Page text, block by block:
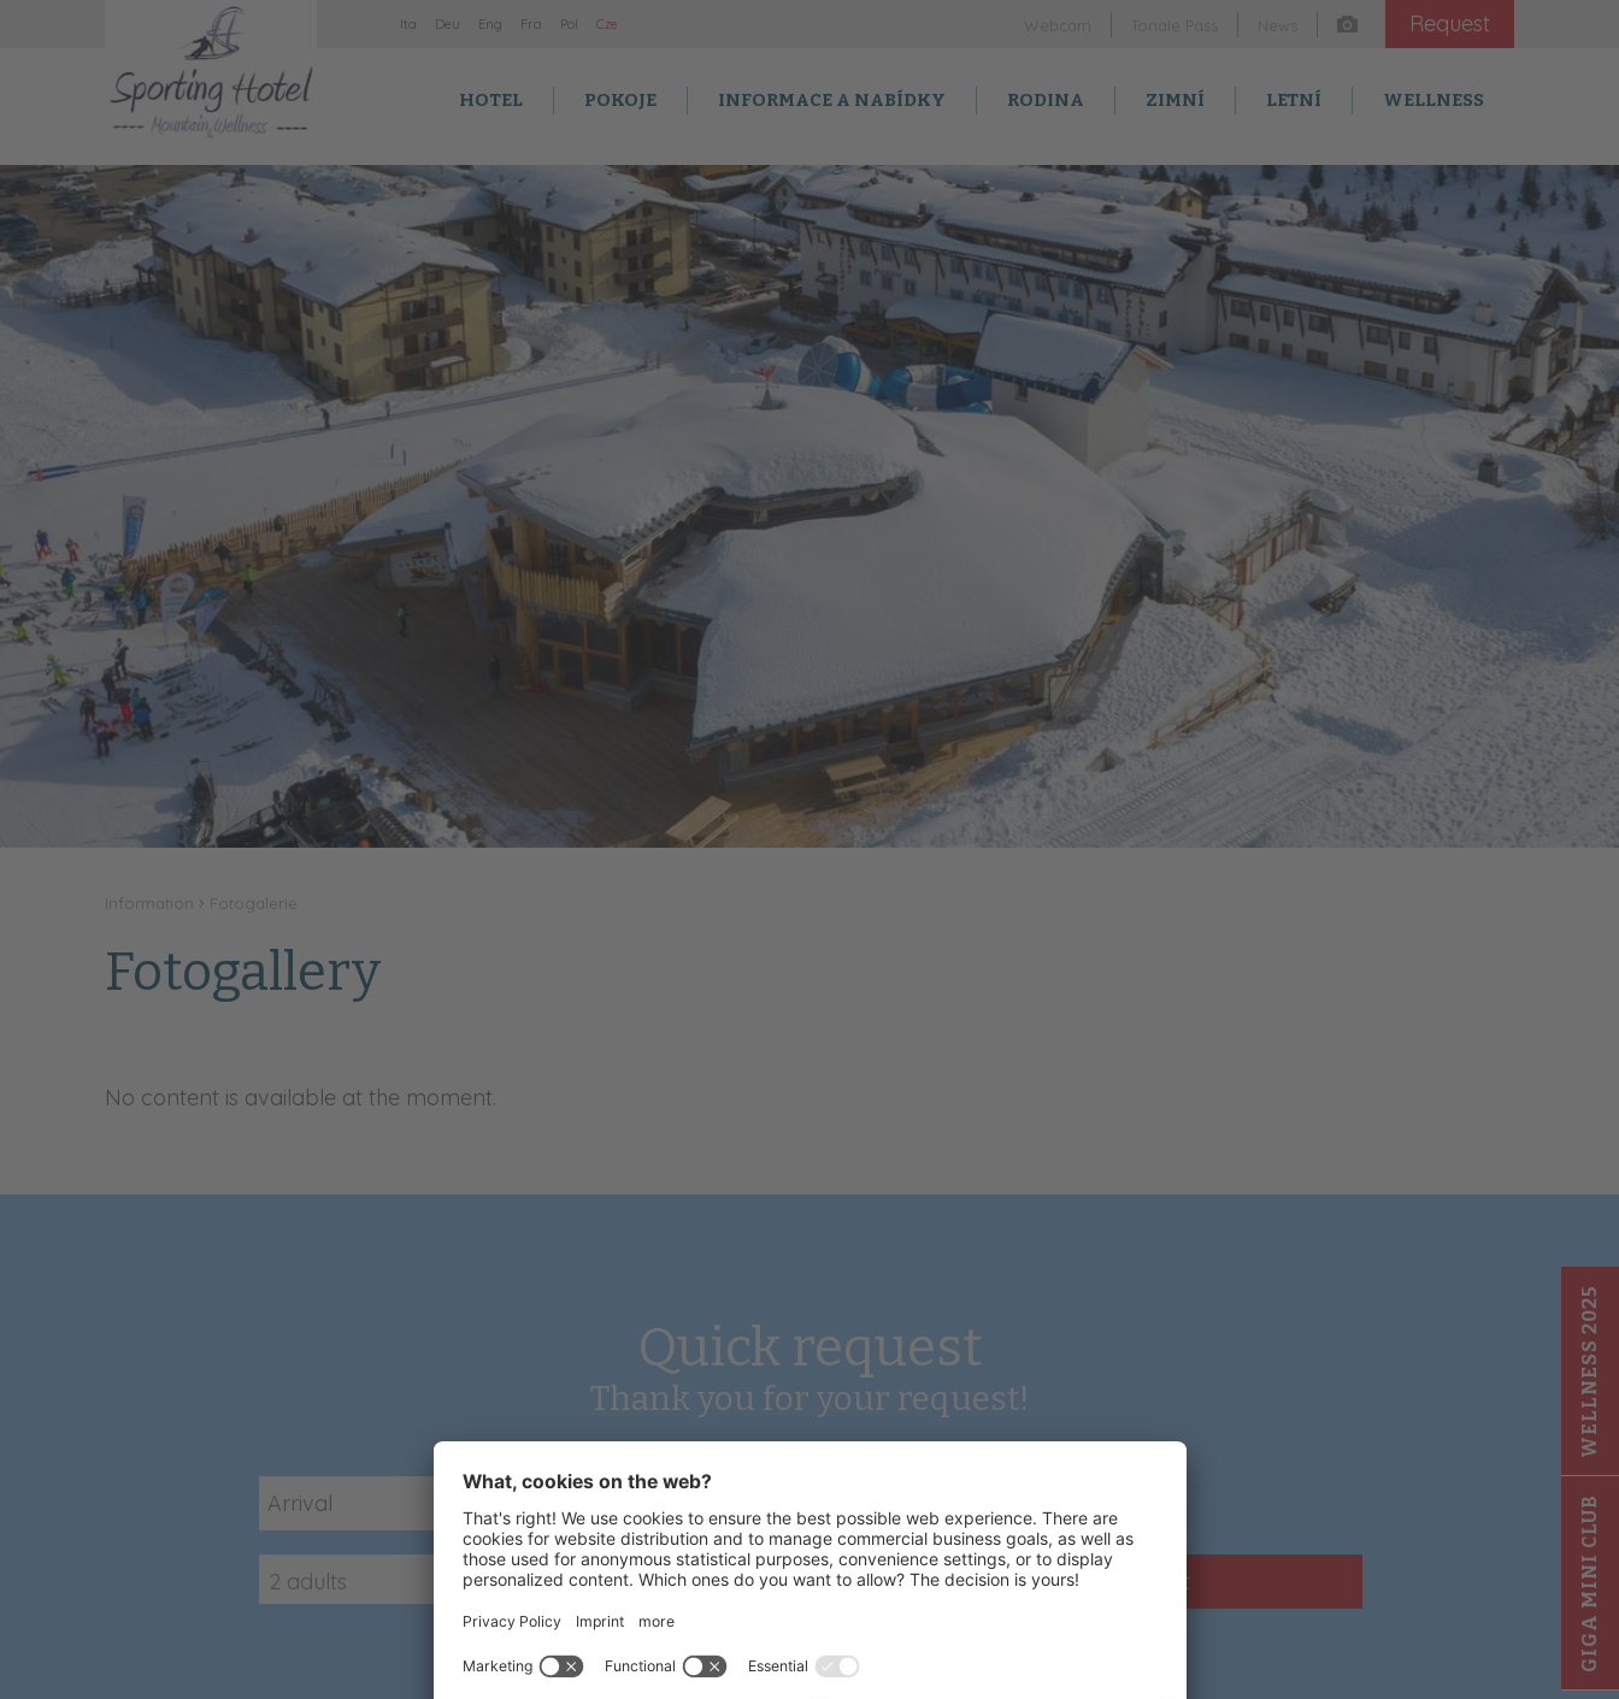
Ita Deu Eng Fra Pol Cze Request
Webcam Tonale Pass News
HOTEL POKOJE INFORMACE A NABÍDKY RODINA ZIMNÍ LETNÍ WELLNESS
GIGA MINI CLUB
WELLNESS 2025
Information Fotogalerie
Fotogallery
No content is available at the moment.
Quick request
Thank you for your request!
2 adults no child Submit